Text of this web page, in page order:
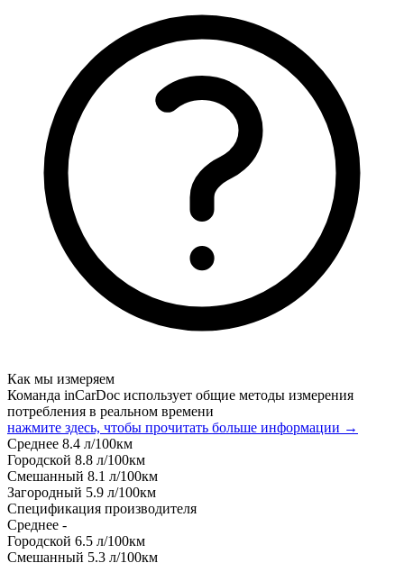
Как мы измеряем
Команда inCarDoc использует общие методы измерения
потребления в реальном времени
нажмите здесь, чтобы прочитать больше информации →
Среднее 8.4 л/100км
Городской 8.8 л/100км
Смешанный 8.1 л/100км
Загородный 5.9 л/100км
Спецификация производителя
Среднее -
Городской 6.5 л/100км
Смешанный 5.3 л/100км